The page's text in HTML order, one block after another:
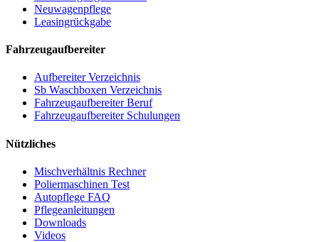
Neuwagenpflege
Leasingrückgabe
Fahrzeugaufbereiter
Aufbereiter Verzeichnis
Sb Waschboxen Verzeichnis
Fahrzeugaufbereiter Beruf
Fahrzeugaufbereiter Schulungen
Nützliches
Mischverhältnis Rechner
Poliermaschinen Test
Autopflege FAQ
Pflegeanleitungen
Downloads
Videos